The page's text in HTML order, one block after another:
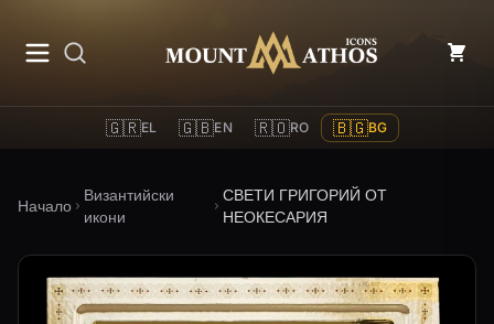
Mount Athos Icons
🇬🇷EL 🇬🇧EN 🇷🇴RO 🇧🇬BG
Начало
Византийски
икони
СВЕТИ ГРИГОРИЙ ОТ
НЕОКЕСАРИЯ